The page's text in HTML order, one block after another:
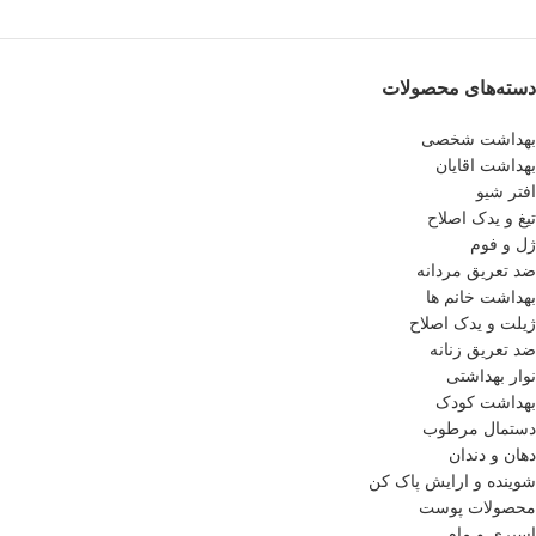
دسته‌های محصولات
بهداشت شخصی
بهداشت اقایان
افتر شیو
تیغ و یدک اصلاح
ژل و فوم
ضد تعریق مردانه
بهداشت خانم ها
ژیلت و یدک اصلاح
ضد تعریق زنانه
نوار بهداشتی
بهداشت کودک
دستمال مرطوب
دهان و دندان
شوینده و ارایش پاک کن
محصولات پوست